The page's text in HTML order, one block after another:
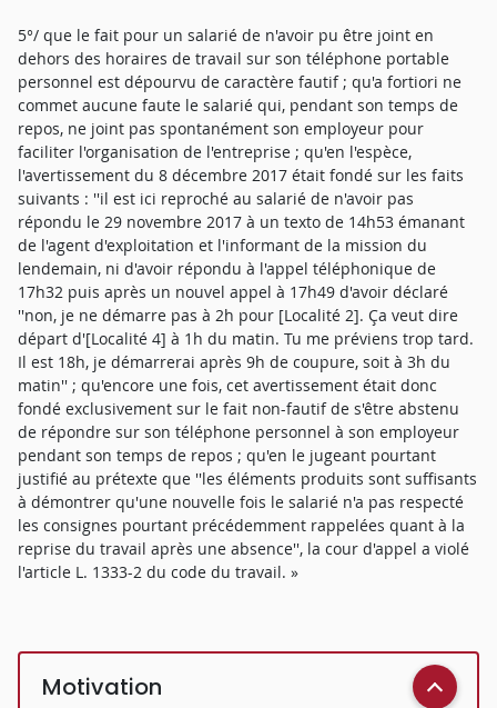
5°/ que le fait pour un salarié de n'avoir pu être joint en
dehors des horaires de travail sur son téléphone portable
personnel est dépourvu de caractère fautif ; qu'a fortiori ne
commet aucune faute le salarié qui, pendant son temps de
repos, ne joint pas spontanément son employeur pour
faciliter l'organisation de l'entreprise ; qu'en l'espèce,
l'avertissement du 8 décembre 2017 était fondé sur les faits
suivants : ''il est ici reproché au salarié de n'avoir pas
répondu le 29 novembre 2017 à un texto de 14h53 émanant
de l'agent d'exploitation et l'informant de la mission du
lendemain, ni d'avoir répondu à l'appel téléphonique de
17h32 puis après un nouvel appel à 17h49 d'avoir déclaré
''non, je ne démarre pas à 2h pour [Localité 2]. Ça veut dire
départ d'[Localité 4] à 1h du matin. Tu me préviens trop tard.
Il est 18h, je démarrerai après 9h de coupure, soit à 3h du
matin'' ; qu'encore une fois, cet avertissement était donc
fondé exclusivement sur le fait non-fautif de s'être abstenu
de répondre sur son téléphone personnel à son employeur
pendant son temps de repos ; qu'en le jugeant pourtant
justifié au prétexte que ''les éléments produits sont suffisants
à démontrer qu'une nouvelle fois le salarié n'a pas respecté
les consignes pourtant précédemment rappelées quant à la
reprise du travail après une absence'', la cour d'appel a violé
l'article L. 1333-2 du code du travail. »
Motivation